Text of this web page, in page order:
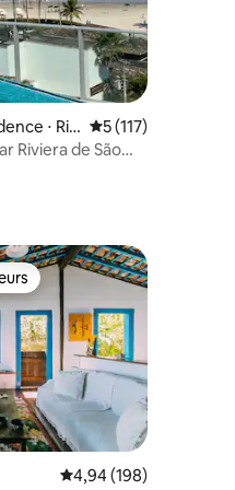
commentaires : 4,96 sur 5
⋅ Rivi Évaluation
5 (117)
Riviera de São
commentaires : 4,92 sur 5
Évaluation moyenne
4,94 (198)